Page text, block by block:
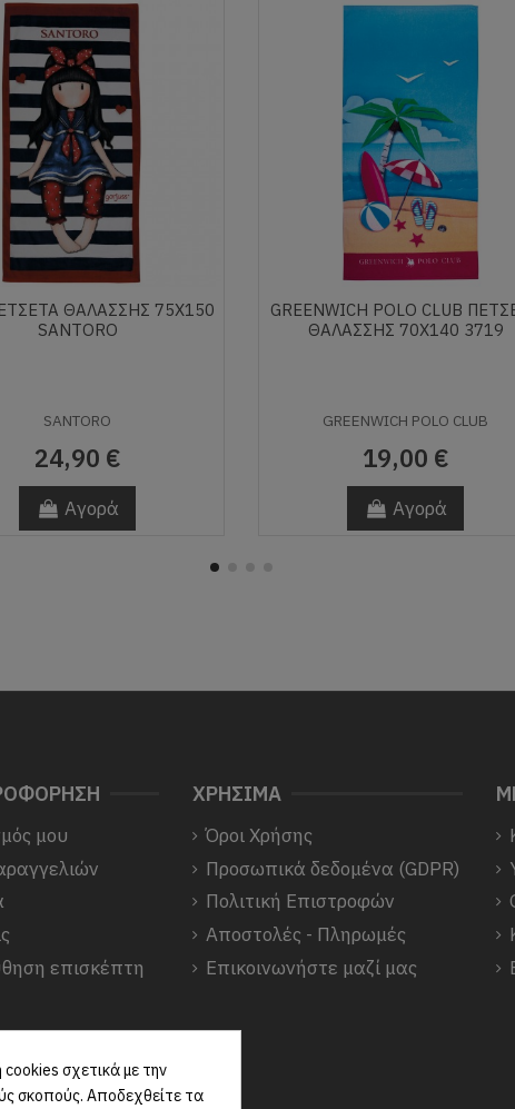
ΘΑΛΑΣΣΗΣ 75Χ150
SANTORO
SANTORO
24,90 €
Αγορά
GREENWICH POLO CLUB
ΘΑΛΑΣΣΗΣ 70Χ140 3719
GREENWICH POLO CLUB
19,00 €
Αγορά
μου
επισκέπτη
ΧΡΗΣΙΜΑ
Όροι Χρήσης
Προσωπικά δεδομένα (GDPR)
Πολιτική Επιστροφών
Αποστολές - Πληρωμές
Επικοινωνήστε μαζί μας
σχετικά με την
σκοπούς. Αποδεχθείτε τα